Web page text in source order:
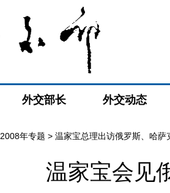
外交部长 外交动态
2008年专题 > 温家宝总理出访俄罗斯、哈萨
温家宝会见